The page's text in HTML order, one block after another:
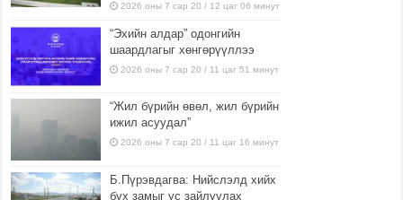
2026 оны 7 сар 20 / 12 цаг 06 минут
“Эхийн алдар” одонгийн
шаардлагыг хөнгөрүүллээ
2026 оны 7 сар 20 / 11 цаг 51 минут
“Жил бүрийн өвөл, жил бүрийн
ижил асуудал”
2026 оны 7 сар 20 / 11 цаг 16 минут
Б.Пүрэвдагва: Нийслэлд хийх
бүх замыг ус зайлуулах